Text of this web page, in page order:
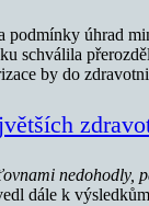
podmínky úhrad
schválila
by do
dále k